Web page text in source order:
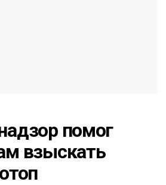
помог
взыскать